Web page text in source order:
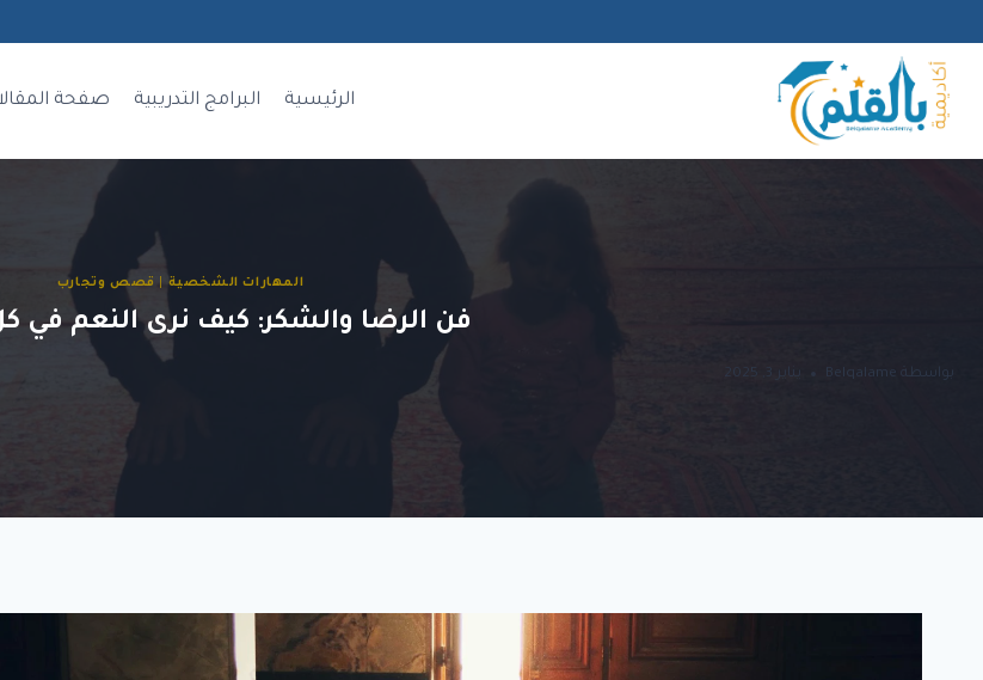
إلى
المحتوى
الرئيسية
البرامج التدريبية صفحة
المهارات الشخصية قصص وتجارب
فن الرضا والشكر: كيف نرى النعم في
بواسطة Belqalame يناير 3, 2025